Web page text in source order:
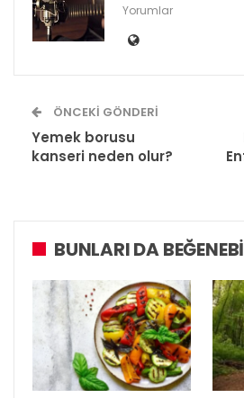
Yorumlar
ÖNCEKI GÖNDERI
Yemek borusu
kanseri neden olur?
BUNLARI DA